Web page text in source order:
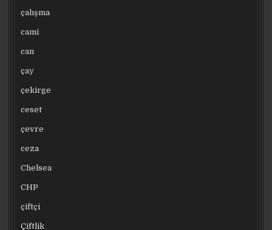
çalışma
cami
can
çay
çekirge
ceset
çevre
ceza
Chelsea
CHP
çiftçi
Çiftlik